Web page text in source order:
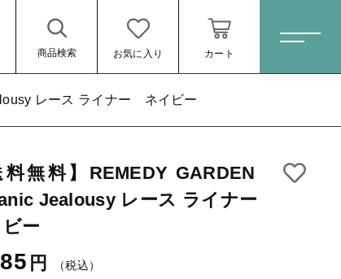
商品検索 お気に入り カート
レース ライナー ネイビー
料無料】REMEDY GARDEN
Jealousy レース ライナー
ー
円 （税込）
ナー ネイ
2,585円
ホーム
すべての商品
スキンケア・石鹸
サステナブル歯ブラシ・歯磨き粉